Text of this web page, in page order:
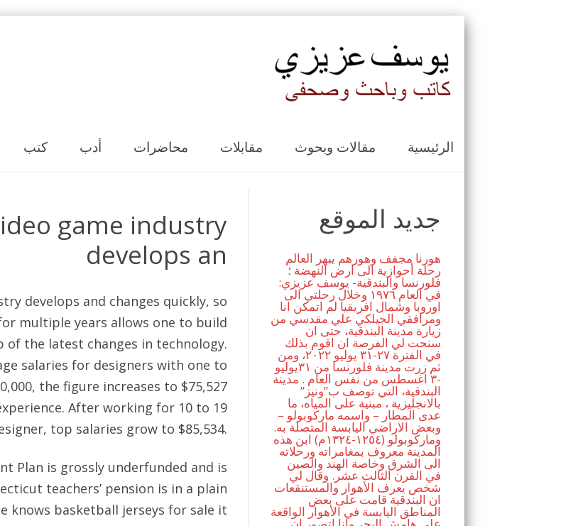
كتب أدب محاضرات مقابلات مقالات وبحوث الرئيسية
game industry
develops an
develops and changes quickly, so
multiple years allows one to build
the latest changes in technology.
salaries for designers with one to
the figure increases to $75,527
After working for 10 to 19
top salaries grow to $85,534.
Plan is grossly underfunded and is
teachers’ pension is in a plain
knows basketball jerseys for sale it
جديد الموقع
هورنا مجفف وهورهم يبهر العالم
رحلة أحوازية الى ارض النهضة ؛
فلورنسا والبندقية- يوسف عزيزي:
في العام ١٩٧٦ وخلال رحلتي الى
اوروبا وشمال افريقيا لم اتمكن انا
ومرافقي الجيلكي علي مقدسي من
زيارة مدينة البندقية، حتى ان
سنحت لي الفرصة ان اقوم بذلك
في الفترة ٢٧-٣١ يوليو ٢٠٢٢، ومن
ثم زرت مدينة فلورنسا من ٣١يوليو
-٣ اغسطس من نفس العام . مدينة
البندقية، التي توصف ب”ونيز”
بالانجليزية ، مبنية على المياه، ما
عدى المطار – واسمه ماركوبولو –
وبعض الاراضي اليابسة المتصلة به.
وماركوبولو (١٢٥٤-١٣٢٤م) ابن هذه
المدينة معروف بمغامراته ورحلاته
الى الشرق وخاصة الهند والصين
في القرن الثالث عشر. وقال لي
شخص يعرف الأهوار والمستنقعات
ان البندقية قامت على بعض
المناطق اليابسة في الأهوار الواقعة